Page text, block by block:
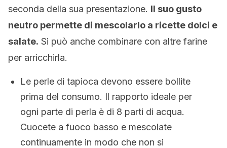
seconda della sua presentazione. Il suo gusto
neutro permette di mescolarlo a ricette dolci e
salate. Si può anche combinare con altre farine
per arricchirla.
Le perle di tapioca devono essere bollite
prima del consumo. Il rapporto ideale per
ogni parte di perla è di 8 parti di acqua.
Cuocete a fuoco basso e mescolate
continuamente in modo che non si